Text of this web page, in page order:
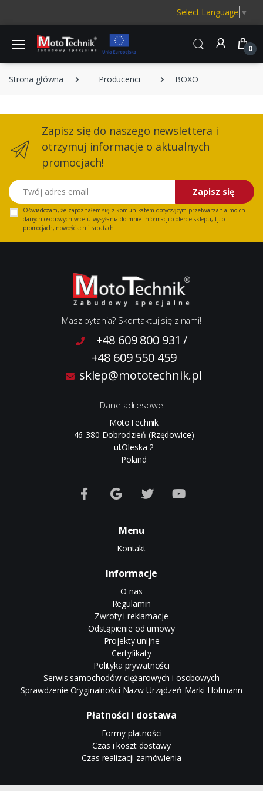
Select Language ▼
0
Strona główna Producenci BOXO
Zapisz się do naszego newslettera i
otrzymuj informacje o aktualnych
promocjach!
Twój adres email
Zapisz się
Oświadczam, że zapoznałem się z komunikatem dotyczącym przetwarzania moich
danych osobowych w celu wysyłania do mnie informacji o ofercie sklepu, tj. o
promocjach, nowościach i rabatach
Masz pytania? Skontaktuj się z nami!
+48 609 800 931 /
+48 609 550 459
sklep@mototechnik.pl
Dane adresowe
MotoTechnik
46-380 Dobrodzień (Rzędowice)
ul.Oleska 2
Poland
Menu
Kontakt
Informacje
O nas
Regulamin
Zwroty i reklamacje
Odstąpienie od umowy
Projekty unijne
Certyfikaty
Polityka prywatności
Serwis samochodów ciężarowych i osobowych
Sprawdzenie Oryginalności Nazw Urządzeń Marki Hofmann
Płatności i dostawa
Formy płatności
Czas i koszt dostawy
Czas realizacji zamówienia